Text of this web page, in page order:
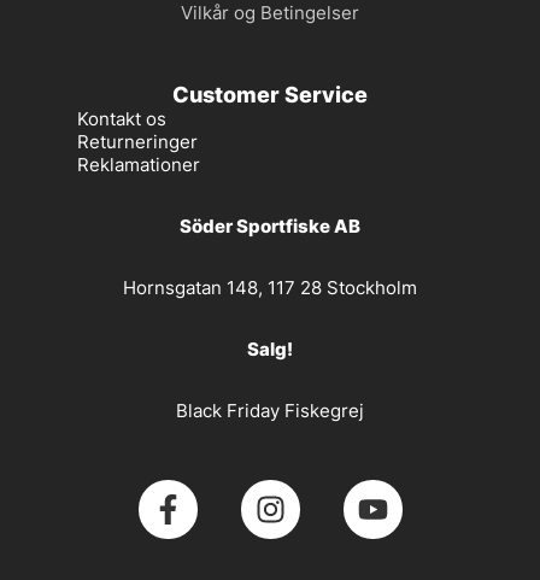
Vilkår og Betingelser
Customer Service
Kontakt os
Returneringer
Reklamationer
Söder Sportfiske AB
Hornsgatan 148, 117 28 Stockholm
Salg!
Black Friday Fiskegrej